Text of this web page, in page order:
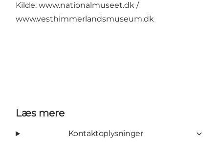
Kilde: www.nationalmuseet.dk /
www.vesthimmerlandsmuseum.dk
Læs mere
Kontaktoplysninger